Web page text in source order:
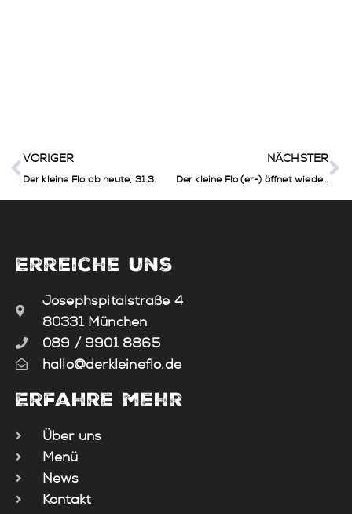
VORIGER
Der kleine Flo ab heute, 31.3.
NÄCHSTER
Der kleine Flo (er-) öffnet wieder 💚 für Take-Away 🚲
Erreiche uns
Josephspitalstraße 4
80331 München
089 / 9901 8865
hallo@derkleineflo.de
Erfahre mehr
Über uns
Menü
News
Kontakt